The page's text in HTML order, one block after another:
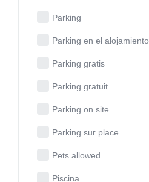
Parking
Parking en el alojamiento
Parking gratis
Parking gratuit
Parking on site
Parking sur place
Pets allowed
Piscina